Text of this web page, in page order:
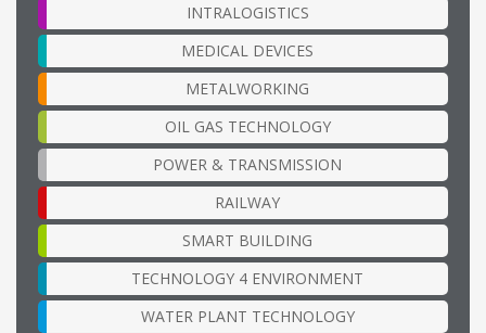
INTRALOGISTICS
MEDICAL DEVICES
METALWORKING
OIL GAS TECHNOLOGY
POWER & TRANSMISSION
RAILWAY
SMART BUILDING
TECHNOLOGY 4 ENVIRONMENT
WATER PLANT TECHNOLOGY